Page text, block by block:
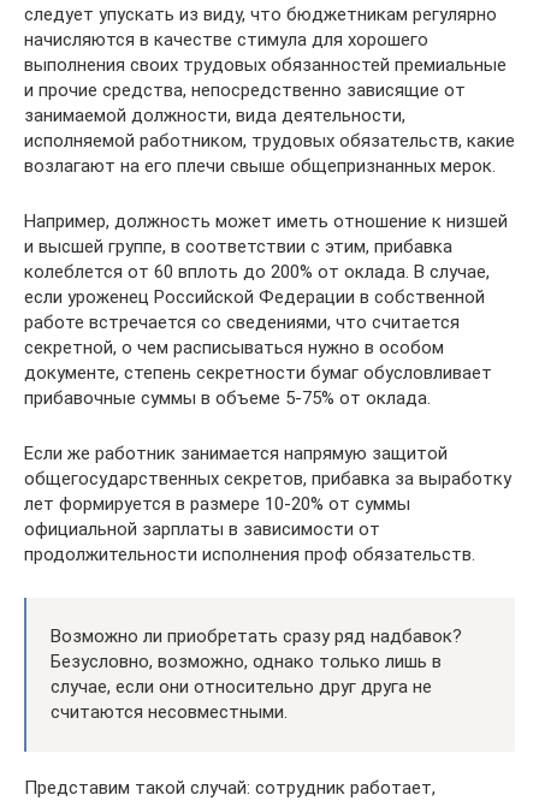
следует упускать из виду, что бюджетникам регулярно
начисляются в качестве стимула для хорошего
выполнения своих трудовых обязанностей премиальные
и прочие средства, непосредственно зависящие от
занимаемой должности, вида деятельности,
исполняемой работником, трудовых обязательств, какие
возлагают на его плечи свыше общепризнанных мерок.
Например, должность может иметь отношение к низшей
и высшей группе, в соответствии с этим, прибавка
колеблется от 60 вплоть до 200% от оклада. В случае,
если уроженец Российской Федерации в собственной
работе встречается со сведениями, что считается
секретной, о чем расписываться нужно в особом
документе, степень секретности бумаг обусловливает
прибавочные суммы в объеме 5-75% от оклада.
Если же работник занимается напрямую защитой
общегосударственных секретов, прибавка за выработку
лет формируется в размере 10-20% от суммы
официальной зарплаты в зависимости от
продолжительности исполнения проф обязательств.
Возможно ли приобретать сразу ряд надбавок?
Безусловно, возможно, однако только лишь в
случае, если они относительно друг друга не
считаются несовместными.
Представим такой случай: сотрудник работает,